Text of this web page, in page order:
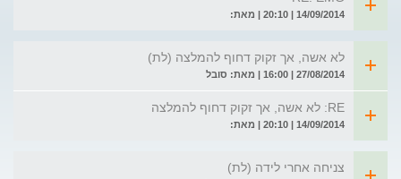
14/09/2014 | 20:10 | מאת:
לא אשה, אך זקוק דחוף להמלצה (לת)
27/08/2014 | 16:00 | מאת: סובל
RE: לא אשה, אך זקוק דחוף להמלצה
14/09/2014 | 20:10 | מאת:
צניחה אחרי לידה (לת)